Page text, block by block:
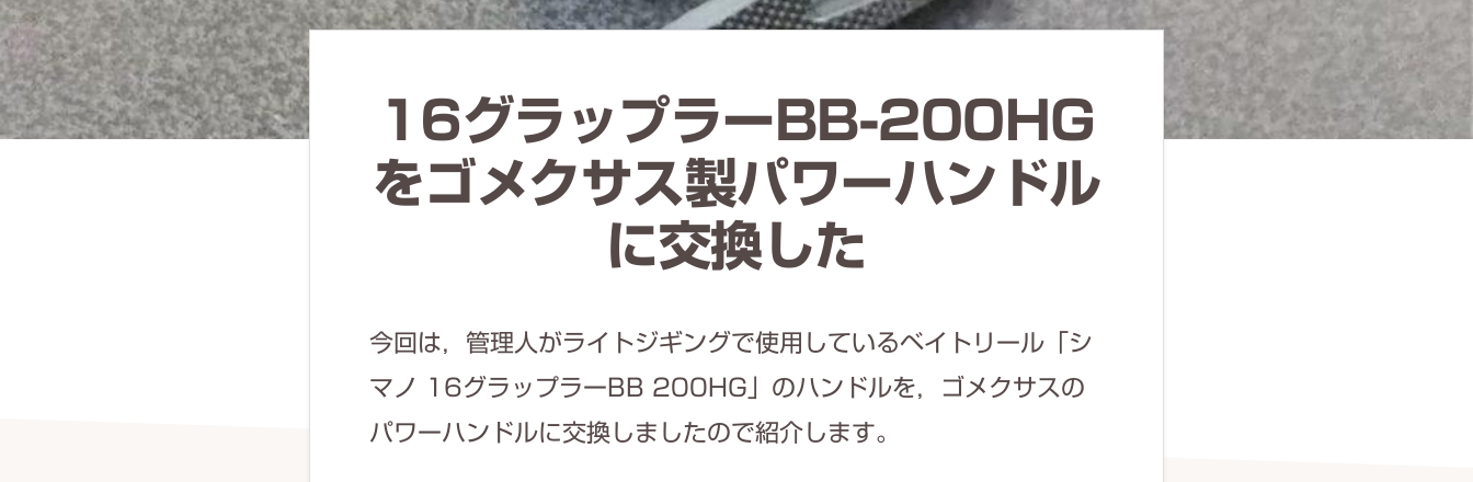
り
を
紹
介
16グラップラーBB-200HG
をゴメクサス製パワーハンドル
に交換した
今回は，管理人がライトジギングで使用しているベイトリール「シ
マノ 16グラップラーBB 200HG」のハンドルを，ゴメクサスの
パワーハンドルに交換しましたので紹介します。